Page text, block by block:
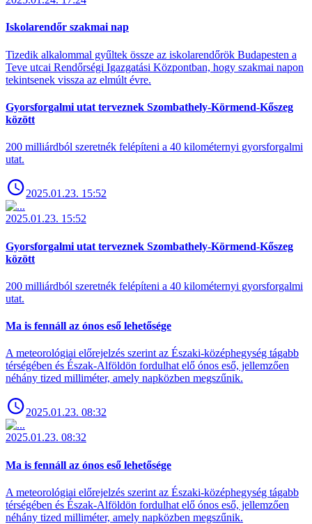
Iskolarendőr szakmai nap
Tizedik alkalommal gyűltek össze az iskolarendőrök Budapesten a
Teve utcai Rendőrségi Igazgatási Központban, hogy szakmai napon
tekintsenek vissza az elmúlt évre.
Gyorsforgalmi utat terveznek Szombathely-Körmend-Kőszeg
között
200 milliárdból szeretnék felépíteni a 40 kilométernyi gyorsforgalmi
utat.
2025.01.23. 15:52
2025.01.23. 15:52
Gyorsforgalmi utat terveznek Szombathely-Körmend-Kőszeg
között
200 milliárdból szeretnék felépíteni a 40 kilométernyi gyorsforgalmi
utat.
Ma is fennáll az ónos eső lehetősége
A meteorológiai előrejelzés szerint az Északi-középhegység tágabb
térségében és Észak-Alföldön fordulhat elő ónos eső, jellemzően
néhány tized milliméter, amely napközben megszűnik.
2025.01.23. 08:32
2025.01.23. 08:32
Ma is fennáll az ónos eső lehetősége
A meteorológiai előrejelzés szerint az Északi-középhegység tágabb
térségében és Észak-Alföldön fordulhat elő ónos eső, jellemzően
néhány tized milliméter, amely napközben megszűnik.